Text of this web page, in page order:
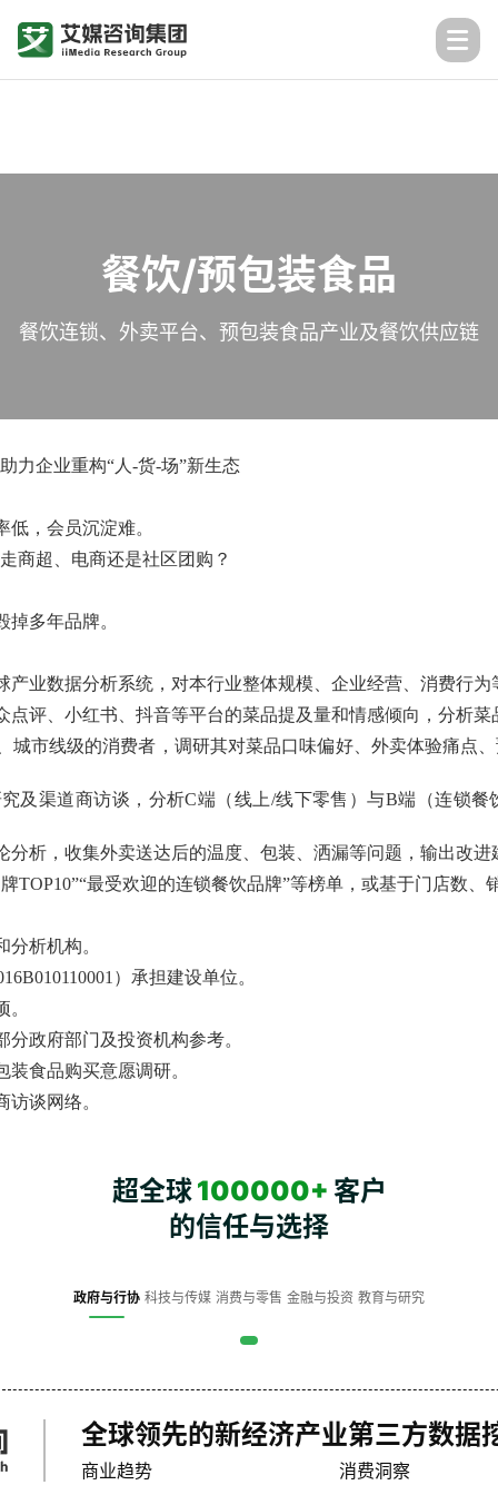
餐饮/预包装食品
餐饮连锁、外卖平台、预包装食品产业及餐饮供应链
力企业重构“人-货-场”新生态
，会员沉淀难。
商超、电商还是社区团购？
多年品牌。
业数据分析系统，对本行业整体规模、企业经营、消费行
评、小红书、抖音等平台的菜品提及量和情感倾向，分析
城市线级的消费者，调研其对菜品口味偏好、外卖体验痛点
及渠道商访谈，分析C端（线上/线下零售）与B端（连锁
析，收集外卖送达后的温度、包装、洒漏等问题，输出改进
TOP10”“最受欢迎的连锁餐饮品牌”等榜单，或基于门店数、
析机构。
）承担建设单位。
政府部门及投资机构参考。
食品购买意愿调研。
谈网络。
超全球100000+ 客户
的信任与选择
政府与行协 科技与传媒 消费与零售 金融与投资 教育与研究
全球领先的新经济产业第三方数据
商业趋势 消费洞察